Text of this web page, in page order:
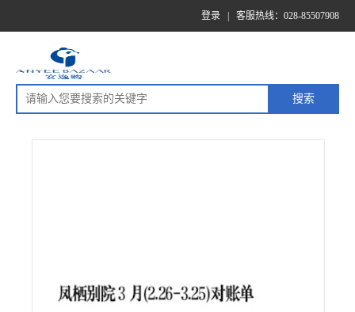
登录 客服热线：028-85507908